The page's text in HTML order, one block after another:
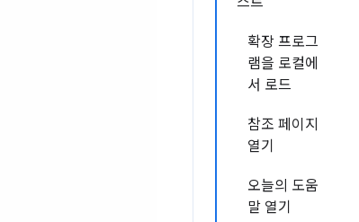
확장 프로그
램을 로컬에
서 로드
참조 페이지
열기
오늘의 도움
말 열기